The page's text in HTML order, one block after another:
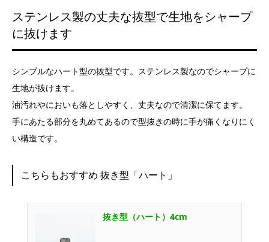
ステンレス製の丈夫な抜型で生地をシャープ
に抜けます
シンプルなハート型の抜型です。ステンレス製なのでシャープに
生地が抜けます。
油汚れやにおいも落としやすく、丈夫なので清潔に保てます。
手にあたる部分を丸めてあるので型抜きの時に手が痛くなりにく
い構造です。
こちらもおすすめ 抜き型「ハート」
抜き型（ハート）4cm